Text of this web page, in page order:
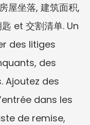
坐落, 建筑面积,
et 交割清单. Un
des litiges
des
Ajoutez des
dans les
de remise,